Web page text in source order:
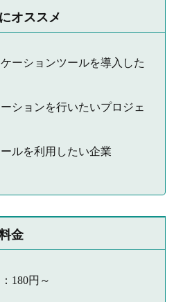
オススメ
ーションツールを導入した
ションを行いたいプロジェ
ルを利用したい企業
金
180円～